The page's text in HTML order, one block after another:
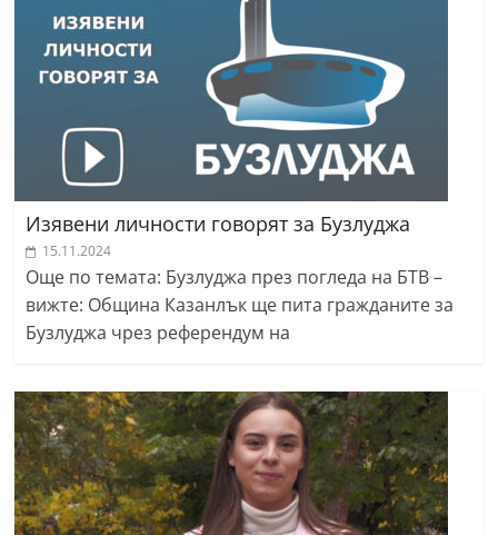
Изявени личности говорят за Бузлуджа
15.11.2024
Още по темата: Бузлуджа през погледа на БТВ –
вижте: Община Казанлък ще пита гражданите за
Бузлуджа чрез референдум на